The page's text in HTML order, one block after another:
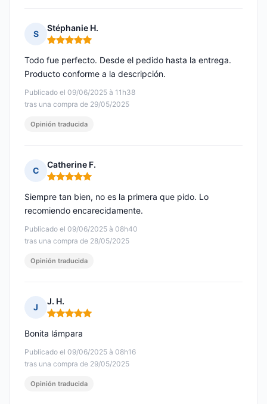
S
Stéphanie H.
Nota: 5 de 5
Publicado el 09/06/2025 à 11h38
tras una compra de 29/05/2025
Todo fue perfecto. Desde el pedido hasta la entrega.
Producto conforme a la descripción.
Opinión traducida
C
Catherine F.
Nota: 5 de 5
Publicado el 09/06/2025 à 08h40
tras una compra de 28/05/2025
Siempre tan bien, no es la primera que pido. Lo
recomiendo encarecidamente.
Opinión traducida
J
J. H.
Nota: 5 de 5
Publicado el 09/06/2025 à 08h16
tras una compra de 29/05/2025
Bonita lámpara
Opinión traducida